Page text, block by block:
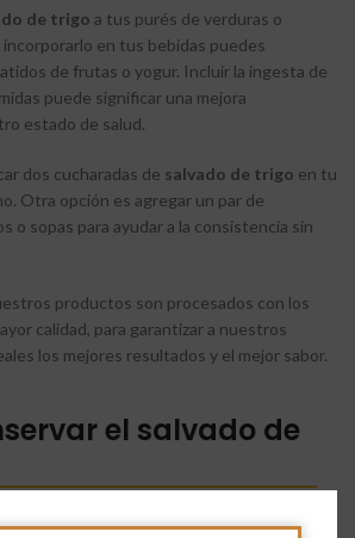
de trigo a tus purés de verduras o
incorporarlo en tus bebidas puedes
de frutas o yogur. Incluir la ingesta de
puede significar una mejora
estado de salud.
dos cucharadas de salvado de trigo en tu
Otra opción es agregar un par de
o sopas para ayudar a la consistencia sin
productos son procesados con los
calidad, para garantizar a nuestros
los mejores resultados y el mejor sabor.
el salvado de